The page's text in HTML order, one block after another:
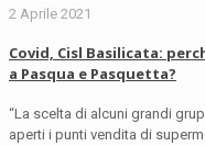
2 Aprile 2021
Covid, Cisl Basilicata:
a Pasqua e Pasquetta?
“La scelta di alcuni grandi
aperti i punti vendita di